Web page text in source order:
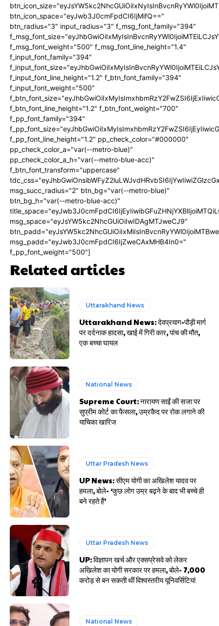
btn_icon_space="eyJwb3J0cmFpdCI6IjMifQ=="
btn_radius="3" input_radius="3" f_msg_font_family="394"
f_msg_font_weight="500" f_msg_font_line_height="1.4"
f_input_font_family="394"
f_input_font_line_height="1.2" f_btn_font_family="394"
f_input_font_weight="500"
f_btn_font_line_height="1.2" f_btn_font_weight="700"
f_pp_font_family="394"
f_pp_font_line_height="1.2" pp_check_color="#000000"
pp_check_color_a="var(--metro-blue)"
pp_check_color_a_h="var(--metro-blue-acc)"
f_btn_font_transform="uppercase"
msg_succ_radius="2" btn_bg="var(--metro-blue)"
btn_bg_h="var(--metro-blue-acc)"
msg_space="eyJsYW5kc2NhcGUiOiIwIDAgMTJweCJ9"
msg_padd="eyJwb3J0cmFpdCI6IjZweCAxMHB4In0="
f_pp_font_weight="500"]
Related articles
Uttarakhand News
Uttarakhand News: देवप्रयाग-पौड़ी मार्ग
पर दर्दनाक हादसा, खाई में गिरी कार, पांच की मौत,
एक बच्चा घायल
National News
Supreme Court: नारायण साईं की सजा पर
सुप्रीम कोर्ट का फैसला, उम्रकैद पर रोक लगाने की
याचिका खारिज
Uttar Pradesh News
UP News: सीएम योगी का अखिलेश यादव पर
हमला, बोले- ‘कुछ लोग उम्र बढ़ने के बाद भी बच्चे ही
बने रहते हैं’
Uttar Pradesh News
UP: विज्ञापन खर्च और एक्सप्रेसवे को लेकर
अखिलेश का योगी सरकार पर हमला, बोले- 7,000
करोड़ से बन सकती थीं विश्वस्तरीय यूनिवर्सिटियां
National News